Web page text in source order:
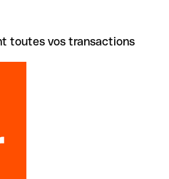
toutes vos transactions